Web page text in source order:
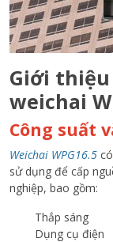
Giới
weichai
Công suất
Weichai WPG16.5
sử dụng để cấp
nghiệp, bao gồm:
Thắp sáng
Dụng cụ điện